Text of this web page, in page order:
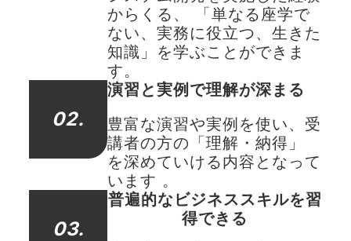
からくる、 「単なる座学で
ない、実務に役立つ、生きた
知識」を学ぶことができま
す。
02.
演習と実例で理解が深まる
豊富な演習や実例を使い、受
講者の方の「理解・納得」
を深めていける内容となって
います 。
03.
普遍的なビジネススキルを習
得できる